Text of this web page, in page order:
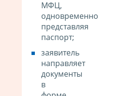
МФЦ,
одновременно
представляя
паспорт;
заявитель
направляет
документы
в